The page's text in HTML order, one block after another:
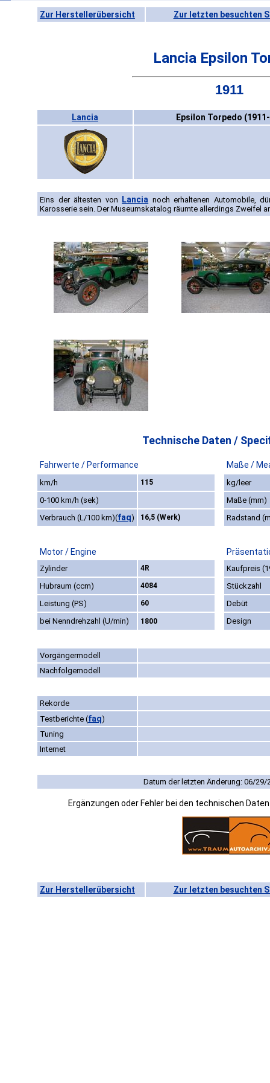
Zur Herstellerübersicht Zur letzten besuchten
Lancia Epsilon
1911
Lancia Epsilon Torpedo
Eins der ältesten von Lancia noch erhaltenen Automobile,
Karosserie sein. Der Museumskatalog räumte allerdings Zweifel
Technische Daten /
Fahrwerte / Performance Maße /
km/h 115
kg/leer
0-100 km/h (sek)
Maße (mm)
Verbrauch (L/100 km)(faq) 16,5 (Werk) Radstand
Motor / Engine
Zylinder 4R
Kaufpreis
Hubraum (ccm)
4084
Stückzahl
Leistung (PS)
60
Debüt
bei Nenndrehzahl (U/min)
1800 Design
Vorgängermodell
Nachfolgemodell
Rekorde
Testberichte (faq)
Tuning
Internet
Datum der letzten Änderung: 06/29/
Ergänzungen oder Fehler bei den technischen
Zur Herstellerübersicht Zur letzten besuchten